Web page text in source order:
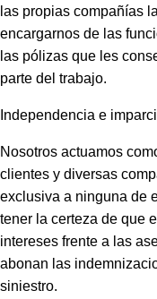
las propias compañías
encargarnos de las
las pólizas que les
parte del trabajo.
Independencia e
Nosotros actuamos
clientes y diversas
exclusiva a ninguna de
tener la certeza de que
intereses frente a las
abonan las
siniestro.